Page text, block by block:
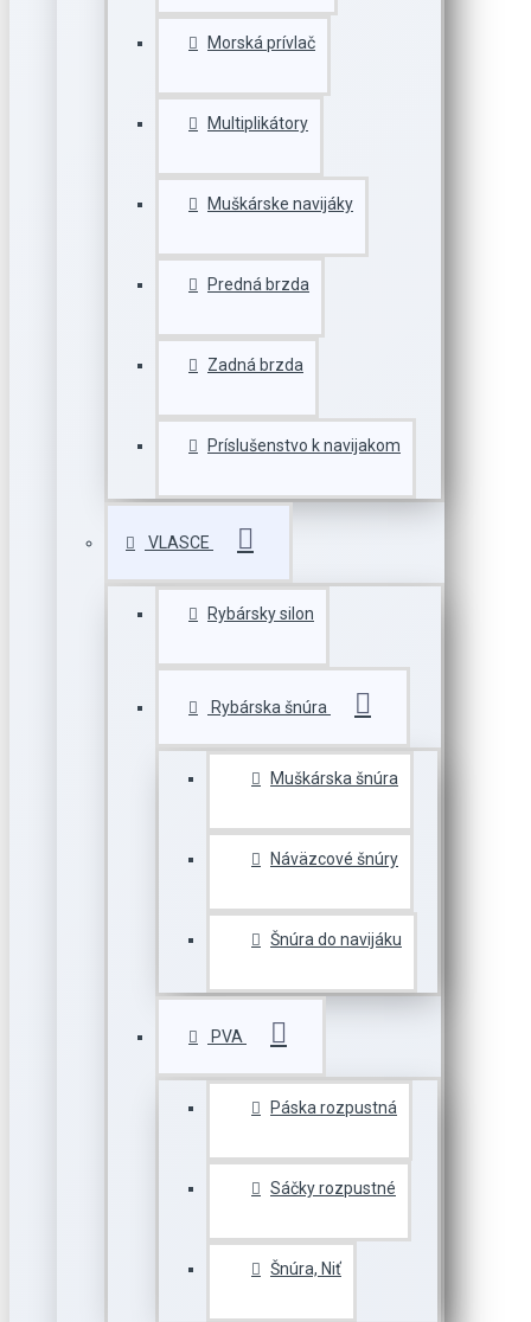
Morská prívlač
Multiplikátory
Muškárske navijáky
Predná brzda
Zadná brzda
Príslušenstvo k navijakom
VLASCE
Rybársky silon
Rybárska šnúra
Muškárska šnúra
Náväzcové šnúry
Šnúra do navijáku
PVA
Páska rozpustná
Sáčky rozpustné
Šnúra, Niť